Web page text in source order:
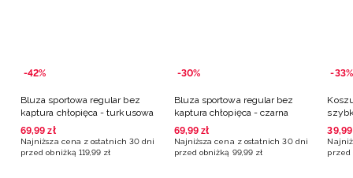
-42%
Bluza sportowa regular bez
kaptura chłopięca - turkusowa
69,99 zł
Najniższa cena z ostatnich 30 dni
przed obniżką 119,99 zł
-30%
Bluza sportowa regular bez
kaptura chłopięca - czarna
69,99 zł
Najniższa cena z ostatnich 30 dni
przed obniżką 99,99 zł
-33%
39,99
przed